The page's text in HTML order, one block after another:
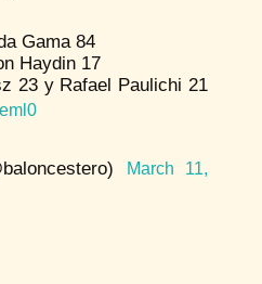
Gama 84
Haydin 17
23 y Rafael Paulichi 21
March 11,